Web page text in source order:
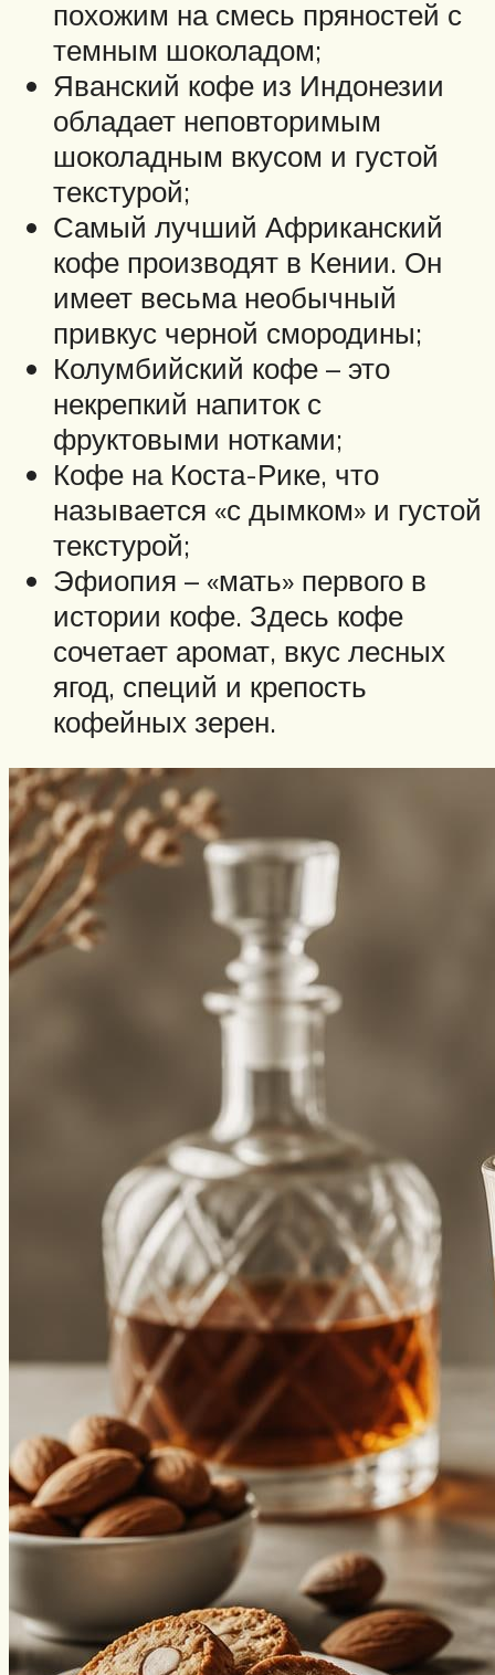
похожим на смесь пряностей с
темным шоколадом;
Яванский кофе из Индонезии
обладает неповторимым
шоколадным вкусом и густой
текстурой;
Самый лучший Африканский
кофе производят в Кении. Он
имеет весьма необычный
привкус черной смородины;
Колумбийский кофе – это
некрепкий напиток с
фруктовыми нотками;
Кофе на Коста-Рике, что
называется «с дымком» и густой
текстурой;
Эфиопия – «мать» первого в
истории кофе. Здесь кофе
сочетает аромат, вкус лесных
ягод, специй и крепость
кофейных зерен.